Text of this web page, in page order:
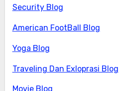
Security Blog
American FootBall Blog
Yoga Blog
Traveling Dan Exloprasi Blog
Movie Blog